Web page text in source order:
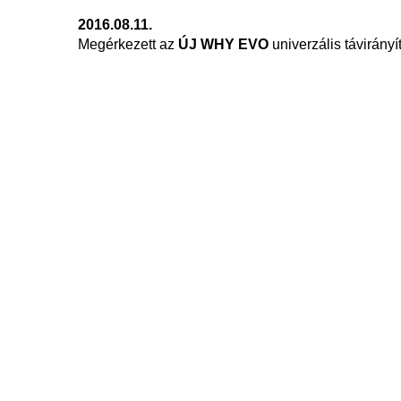
2016.08.11.
Megérkezett az ÚJ WHY EVO univerzális